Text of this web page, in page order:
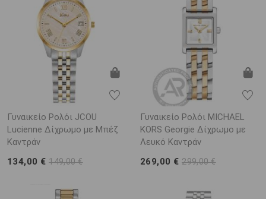
Γυναικείο Ρολόι JCOU
Lucienne Δίχρωμο με Μπέζ
Καντράν
134,00 €149,00 €
Γυναικείο Ρολόι MICHAEL
KORS Georgie Δίχρωμο με
Λευκό Καντράν
269,00 €299,00 €